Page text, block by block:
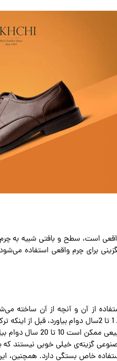
است، سطح و بافتی شبیه به
برای چرم واقعی استفاده
از آن و آنچه از آن ساخته
استفاده روزمره ممکن است فقط 1 تا 2سال
حالی که یک کیف دستی
گزینه‌ی خیلی خوبی نیستند که
خاص بستگی دارد. همچنین،